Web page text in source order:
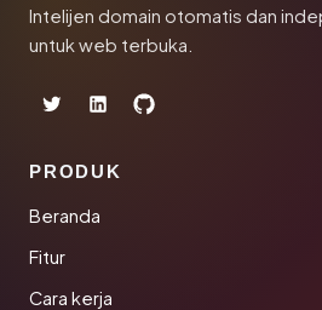
Intelijen domain otomatis dan
untuk web terbuka.
PRODUK
Beranda
Fitur
Cara kerja